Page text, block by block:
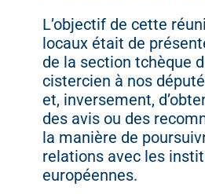
L’objectif de cette
locaux était de
de la section tchèque
cistercien à nos
et, inversement,
des avis ou des
la manière de
relations avec les
européennes.